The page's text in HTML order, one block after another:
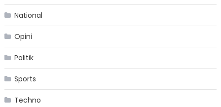
National
Opini
Politik
Sports
Techno